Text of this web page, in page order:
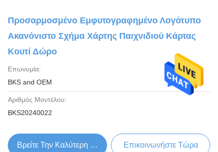
Προσαρμοσμένο Εμφυτογραφημένο Λογότυπο
Ακανόνιστο Σχήμα Χάρτης Παιχνιδιού Κάρτας
Κουτί Δώρο
Επωνυμία:
BKS and OEM
Αριθμός Μοντέλου:
BKS20240022
Βρείτε Την Καλύτερη Τιμή Επικοινωνήστε Τώρα